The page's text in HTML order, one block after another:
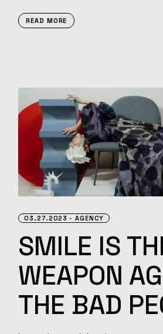
READ MORE
03.27.2023 AGENCY
SMILE IS
WEAPON
THE BAD